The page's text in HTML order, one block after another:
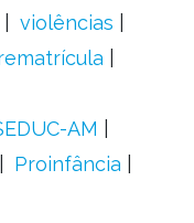
violências
AM
Proinfância